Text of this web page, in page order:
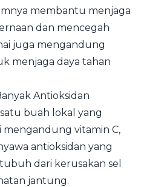
membantu menjaga
dan mencegah
juga mengandung
menjaga daya tahan
Antioksidan
buah lokal yang
vitamin C,
antioksidan yang
dari kerusakan sel
jantung.